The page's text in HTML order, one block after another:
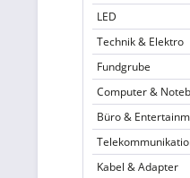
LED
Technik & Elektro
Fundgrube
Computer &
Büro &
Kabel & Adapter